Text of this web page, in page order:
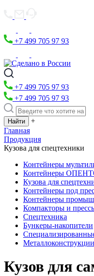
+7 499 705 97 93
+7 499 705 97 93
+7 499 705 97 93
+
Главная
Продукция
Кузова для спецтехники
Контейнеры
Контейнеры
Кузова для
Контейнеры под
Контейнеры
Компакторы и
Спецтехника
Бункеры-накопители
Металлоконструкции
Кузов для